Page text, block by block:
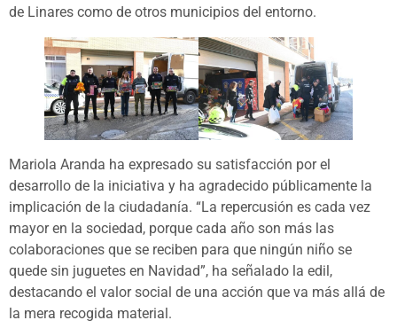
de Linares como de otros municipios del entorno.
Mariola Aranda ha expresado su satisfacción por el
desarrollo de la iniciativa y ha agradecido públicamente la
implicación de la ciudadanía. “La repercusión es cada vez
mayor en la sociedad, porque cada año son más las
colaboraciones que se reciben para que ningún niño se
quede sin juguetes en Navidad”, ha señalado la edil,
destacando el valor social de una acción que va más allá de
la mera recogida material.